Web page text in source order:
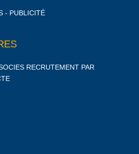
- PUBLICITÉ
RECRUTEMENT PAR